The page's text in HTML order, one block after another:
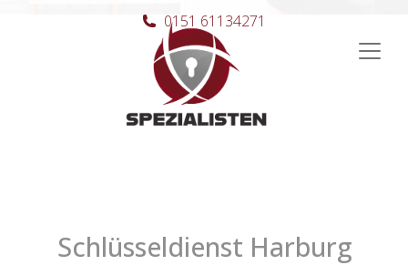
Hauptnavigation
0151 61134271
Schlüsseldienst Harburg